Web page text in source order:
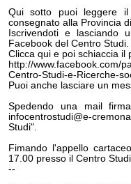
Qui sotto puoi leggere il
consegnato alla Provincia
Iscrivendoti e lasciando
Facebook del Centro Studi.
Clicca qui e poi schiaccia il
http://www.facebook.com/
Centro-Studi-e-Ricerche-
Puoi anche lasciare un
Spedendo una mail
infocentrostudi@e-
Studi".
Fimando l'appello
17.00 presso il Centro
--